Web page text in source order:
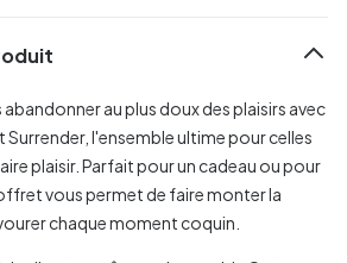
au plus doux des plaisirs avec
l'ensemble ultime pour celles
plaisir. Parfait pour un cadeau ou pour
vous permet de faire monter la
chaque moment coquin.